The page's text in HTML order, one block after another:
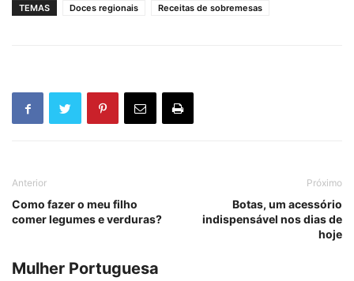
TEMAS Doces regionais Receitas de sobremesas
Anterior
Como fazer o meu filho
comer legumes e verduras?
Próximo
Botas, um acessório
indispensável nos dias de
hoje
Mulher Portuguesa